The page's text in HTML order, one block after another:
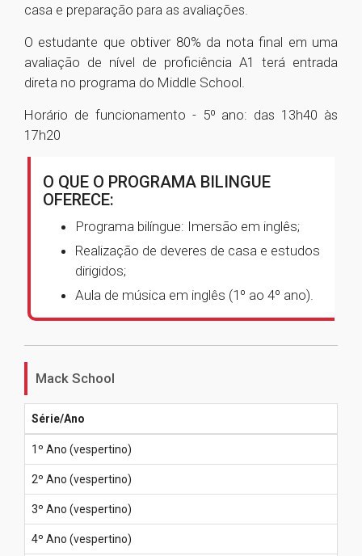
casa e preparação para as avaliações.
O estudante que obtiver 80% da nota final em uma
avaliação de nível de proficiência A1 terá entrada
direta no programa do Middle School.
Horário de funcionamento - 5º ano: das 13h40 às
17h20
O QUE O PROGRAMA BILINGUE
OFERECE:
Programa bilíngue: Imersão em inglês;
Realização de deveres de casa e estudos
dirigidos;
Aula de música em inglês (1º ao 4º ano).
Mack School
Série/Ano
1º Ano (vespertino)
2º Ano (vespertino)
3º Ano (vespertino)
4º Ano (vespertino)